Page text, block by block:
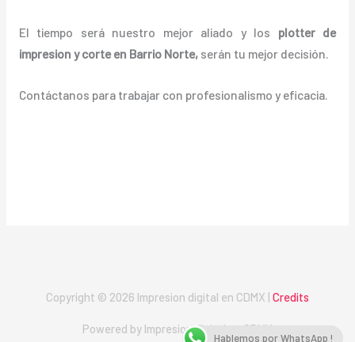
El tiempo será nuestro mejor aliado y los plotter de
impresion y corte en Barrio Norte, serán tu mejor decisión.
Contáctanos para trabajar con profesionalismo y eficacia.
Copyright © 2026 Impresion digital en CDMX | Credits
Powered by Impresion digital en CDMX
Hablemos por WhatsApp !